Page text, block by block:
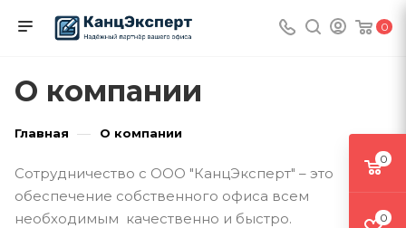
0
О компании
Главная — О компании
Сотрудничество с ООО "КанцЭксперт" – это
обеспечение собственного офиса всем
необходимым качественно и быстро.
0
0